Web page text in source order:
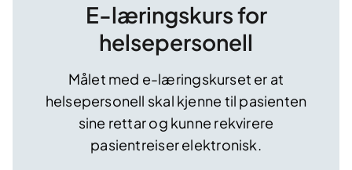
E-læringskurs for
helsepersonell
Målet med e-læringskurset er at
helsepersonell skal kjenne til pasienten
sine rettar og kunne rekvirere
pasientreiser elektronisk.